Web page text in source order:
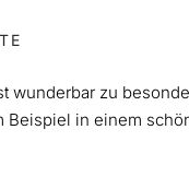
wunderbar zu
Beispiel in einem